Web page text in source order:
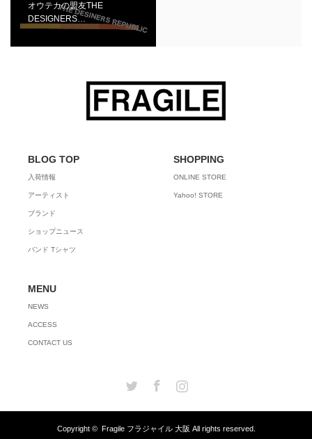
オウテカの盟友THE
DESIGNERS…
BLOG TOP
入荷情報
アーティスト
ブランド
ショップニュース
バンド Tシャツ
SHOPPING
ONLINE STORE
Yahoo! STORE
MENU
NEWS
ACCESS
CONTACT US
Twitter Facebook
Copyright © Fragile フラジャイル 大阪 All rights reserved.